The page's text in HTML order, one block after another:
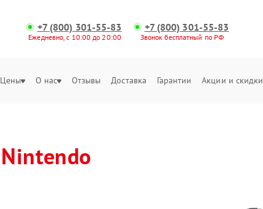
+7 (800) 301-55-83
Ежедневно, с 10:00 до 20:00
+7 (800) 301-55-83
Звонок бесплатный по РФ
Цены О нас Отзывы Доставка Гарантии Акции и скидки
Nintendo